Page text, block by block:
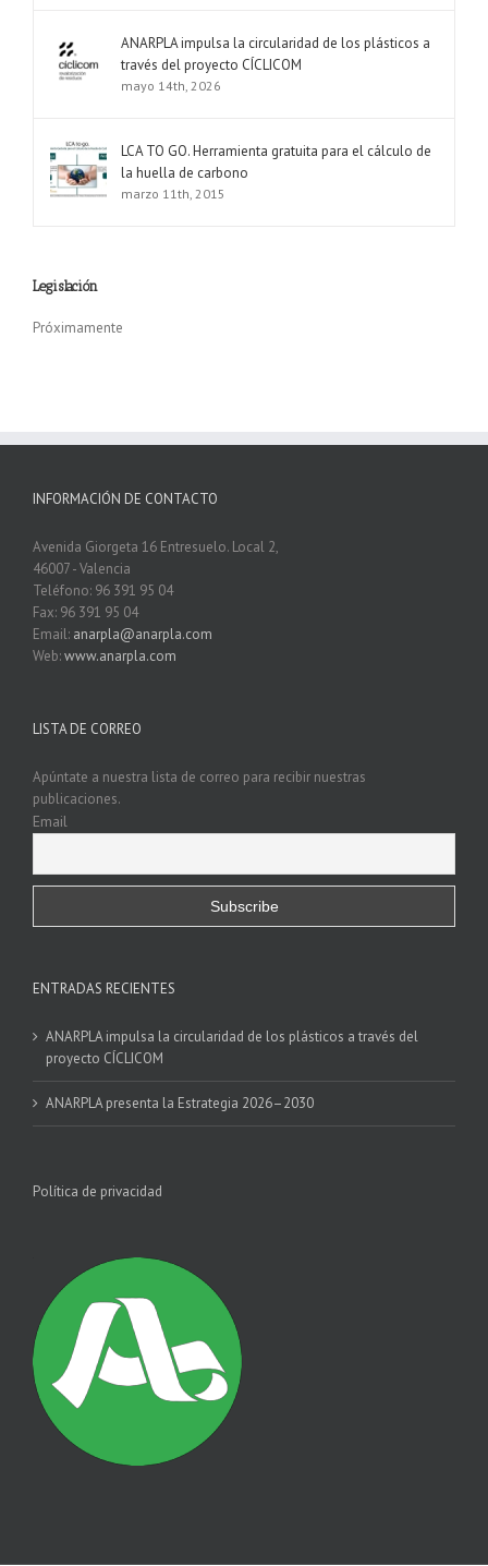
ANARPLA impulsa la circularidad de los plásticos a
través del proyecto CÍCLICOM
mayo 14th, 2026
LCA TO GO. Herramienta gratuita para el cálculo de
la huella de carbono
marzo 11th, 2015
Legislación
Próximamente
INFORMACIÓN DE CONTACTO
Avenida Giorgeta 16 Entresuelo. Local 2,
46007 - Valencia
Teléfono: 96 391 95 04
Fax: 96 391 95 04
Email: anarpla@anarpla.com
Web:www.anarpla.com
LISTA DE CORREO
Apúntate a nuestra lista de correo para recibir nuestras
publicaciones.
Email
ENTRADAS RECIENTES
ANARPLA impulsa la circularidad de los plásticos a través del
proyecto CÍCLICOM
ANARPLA presenta la Estrategia 2026–2030
Política de privacidad